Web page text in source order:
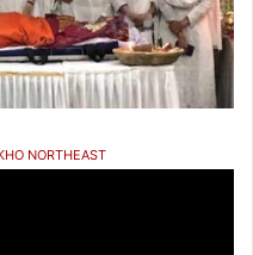
NORTHEAST